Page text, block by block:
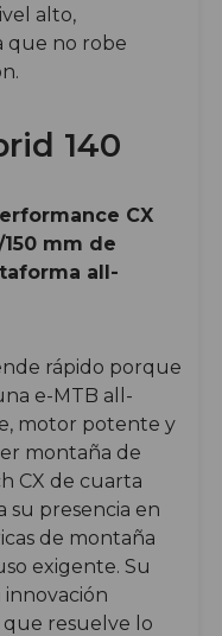
alto,
que no robe
140
CX
mm de
all-
rápido porque
e-MTB all-
motor potente y
montaña de
CX de cuarta
su presencia en
de montaña
exigente. Su
que resuelve lo